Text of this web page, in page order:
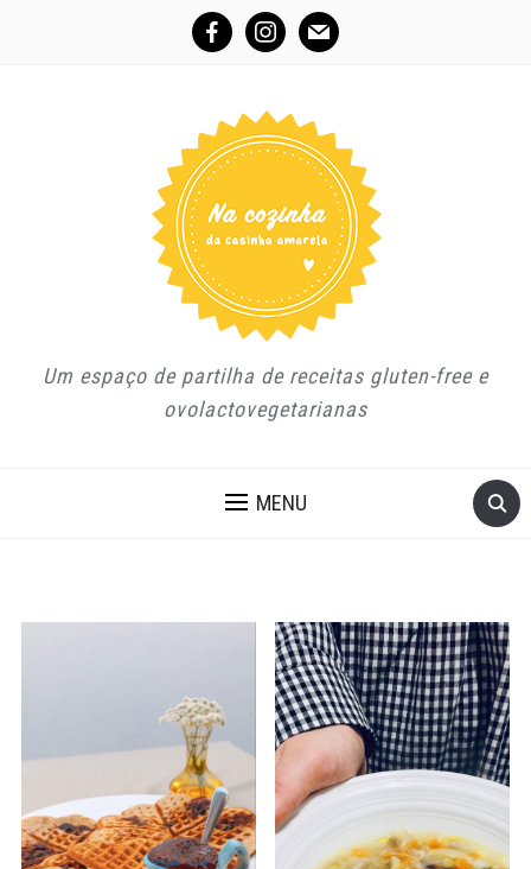
facebookinstagrammail
Um espaço de partilha de receitas gluten-free e
ovolactovegetarianas
MENU